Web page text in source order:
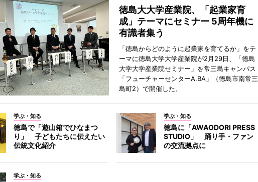
徳島大大学産業院、「起業家育
成」テーマにセミナー 5周年機に
有識者集う
「徳島からどのように起業家を育てるか」をテ
ーマに徳島大学大学産業院が2月29日、「徳島
大学大学産業院セミナー」を常三島キャンパス
「フューチャーセンターA.BA」（徳島市南常三
島町2）で開催した。
学ぶ・知る
徳島で「遊山箱でひなまつ
り」 子どもたちに伝えたい
伝統文化紹介
学ぶ・知る
徳島に「AWAODORI PRESS
STUDIO」 踊り手・ファン
の交流拠点に
学ぶ・知る